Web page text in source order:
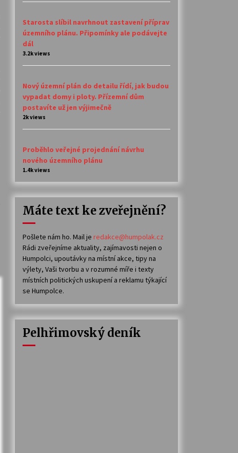
Starosta slíbil navrhnout zastavení příprav
územního plánu. Připomínky ale podávejte
dál
3.2k views
Nový územní plán do detailu řídí, jak budou
vypadat domy i ploty. Přízemní dům
postavíte už jen výjimečně
2k views
Proběhlo veřejné projednání návrhu
nového územního plánu
1.4k views
Máte text ke zveřejnění?
Pošlete nám ho. Mail je redakce@humpolak.cz
Rádi zveřejníme aktuality, zajímavosti nejen o
Humpolci, upoutávky na místní akce, tipy na
výlety, Vaši tvorbu a v rozumné míře i texty
místních politických uskupení a reklamu týkající
se Humpolce.
Pelhřimovský deník